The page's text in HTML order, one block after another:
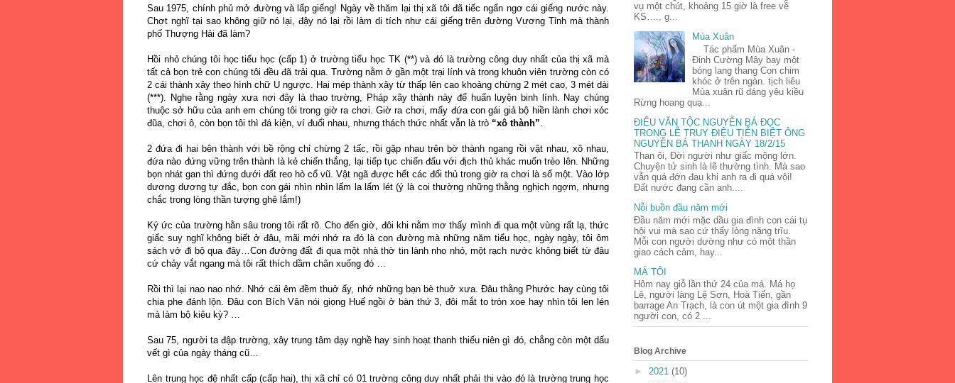
Sau 1975, chính phủ mở đường và lấp giếng! Ngày về thăm lại thị xã tôi đã tiếc ngẩn ngơ cái giếng nước này.
Chợt nghĩ tại sao không giữ nó lại, đậy nó lại rồi làm di tích như cái giếng trên đường Vương Tỉnh mà thành
phố Thượng Hải đã làm?
Hồi nhỏ chúng tôi học tiểu học (cấp 1) ở trường tiểu học TK (**) và đó là trường công duy nhất của thị xã mà
tất cả bọn trẻ con chúng tôi đều đã trải qua. Trường nằm ở gần một trại lính và trong khuôn viên trường còn có
2 cái thành xây theo hình chữ U ngược. Hai mép thành xây từ thấp lên cao khoảng chừng 2 mét cao, 3 mét dài
(***). Nghe rằng ngày xưa nơi đây là thao trường, Pháp xây thành này để huấn luyện binh lính. Nay chúng
thuộc sở hữu của anh em chúng tôi trong giờ ra chơi. Giờ ra chơi, mấy đứa con gái giả bộ hiền lành chơi xóc
đũa, chơi ô, còn bọn tôi thì đá kiện, ví đuổi nhau, nhưng thách thức nhất vẫn là trò “xô thành”.
2 đứa đi hai bên thành với bề rộng chỉ chừng 2 tấc, rồi gặp nhau trên bờ thành ngang rồi vật nhau, xô nhau,
đứa nào đứng vững trên thành là kẻ chiến thắng, lại tiếp tục chiến đấu với địch thủ khác muốn trèo lên. Những
bọn nhát gan thì đứng dưới đất reo hò cổ vũ. Vật ngã được hết các đối thủ trong giờ ra chơi là số một. Vào lớp
dương dương tự đắc, bọn con gái nhìn nhìn lấm la lấm lét (ý là coi thường những thằng nghịch ngợm, nhưng
chắc trong lòng thần tượng ghê lắm!)
Ký ức của trường hằn sâu trong tôi rất rõ. Cho đến giờ, đôi khi nằm mơ thấy mình đi qua một vùng rất lạ, thức
giấc suy nghĩ không biết ở đâu, mãi mới nhớ ra đó là con đường mà những năm tiểu học, ngày ngày, tôi ôm
sách vở đi bộ qua đây…Con đường đất đi qua một nhà thờ tin lành nho nhỏ, một rạch nước không biết từ đâu
cứ chảy vắt ngang mà tôi rất thích dầm chân xuống đó …
Rồi thì lại nao nao nhớ. Nhớ cái êm đềm thuở ấy, nhớ những bạn bè thuở xưa. Đâu thằng Phước hay cùng tôi
chia phe đánh lộn. Đâu con Bích Vân nói giọng Huế ngồi ở bàn thứ 3, đôi mắt to tròn xoe hay nhìn tôi len lén
mà làm bộ kiêu kỳ? …
Sau 75, người ta đập trường, xây trung tâm dạy nghề hay sinh hoạt thanh thiếu niên gì đó, chẳng còn một dấu
vết gì của ngày tháng cũ…
Lên trung học đệ nhất cấp (cấp hai), thị xã chỉ có 01 trường công duy nhất phải thi vào đó là trường trung học
vụ một chút, khoảng 15 giờ là free về
KS…., g...
Mùa Xuân
Tác phẩm Mùa Xuân -
Đinh Cường Mây bay một
bóng lang thang Con chim
khóc ở trên ngàn. tịch liêu
Mùa xuân rũ dáng yêu kiều
Rừng hoang quạ...
ĐIẾU VĂN TỘC NGUYỄN BÁ ĐỌC
TRONG LỄ TRUY ĐIỆU TIỄN BIỆT ÔNG
NGUYỄN BÁ THANH NGÀY 18/2/15
Than ôi, Đời người như giấc mộng lớn.
Chuyện tử sinh là lẽ thường tình. Mà sao
vẫn quá đớn đau khi anh ra đi quá vội!
Đất nước đang cần anh....
Nỗi buồn đầu năm mới
Đầu năm mới mặc dầu gia đình con cái tụ
hội vui mà sao cứ thấy lòng nặng trĩu.
Mỗi con người dường như có một thần
giao cách cảm, hay...
MÁ TÔI
Hôm nay giỗ lần thứ 24 của má. Má họ
Lê, người làng Lệ Sơn, Hoà Tiến, gần
barrage An Trạch, là con út một gia đình 9
người con, có 2 ...
Blog Archive
► 2021 (10)